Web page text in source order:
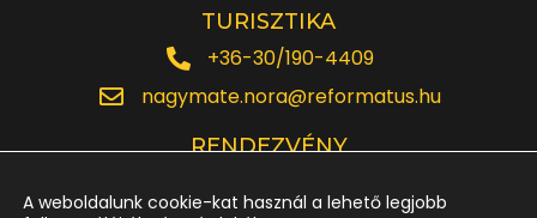
TURISZTIKA
+36-30/190-4409
nagymate.nora@reformatus.hu
RENDEZVÉNY
A weboldalunk cookie-kat használ a lehető legjobb